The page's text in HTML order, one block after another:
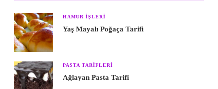
HAMUR IŞLERI
Yaş Mayalı Poğaça Tarifi
PASTA TARIFLERI
Ağlayan Pasta Tarifi